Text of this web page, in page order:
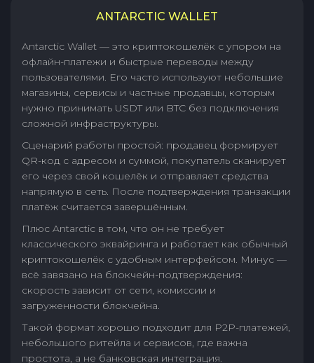
ANTARCTIC WALLET
Antarctic Wallet — это криптокошелёк с упором на
офлайн-платежи и быстрые переводы между
пользователями. Его часто используют небольшие
магазины, сервисы и частные продавцы, которым
нужно принимать USDT или BTC без подключения
сложной инфраструктуры.
Сценарий работы простой: продавец формирует
QR-код с адресом и суммой, покупатель сканирует
его через свой кошелёк и отправляет средства
напрямую в сеть. После подтверждения транзакции
платёж считается завершённым.
Плюс Antarctic в том, что он не требует
классического эквайринга и работает как обычный
криптокошелёк с удобным интерфейсом. Минус —
всё завязано на блокчейн-подтверждения:
скорость зависит от сети, комиссии и
загруженности блокчейна.
Такой формат хорошо подходит для P2P-платежей,
небольшого ритейла и сервисов, где важна
простота, а не банковская интеграция.